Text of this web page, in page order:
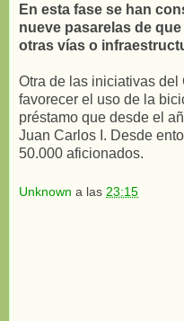
En esta fase se han
nueve pasarelas de
otras vías o
Otra de las iniciativas
favorecer el uso de la
préstamo que desde el
Juan Carlos I. Desde
50.000 aficionados.
Unknown a las 23:15